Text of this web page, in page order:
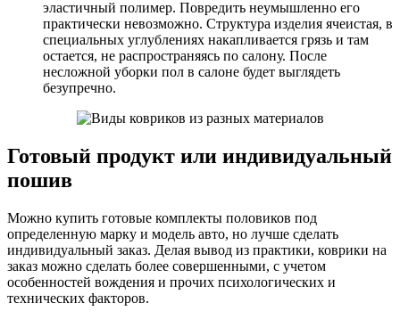
эластичный полимер. Повредить неумышленно его
практически невозможно. Структура изделия ячеистая, в
специальных углублениях накапливается грязь и там
остается, не распространяясь по салону. После
несложной уборки пол в салоне будет выглядеть
безупречно.
Готовый продукт или индивидуальный
пошив
Можно купить готовые комплекты половиков под
определенную марку и модель авто, но лучше сделать
индивидуальный заказ. Делая вывод из практики, коврики на
заказ можно сделать более совершенными, с учетом
особенностей вождения и прочих психологических и
технических факторов.